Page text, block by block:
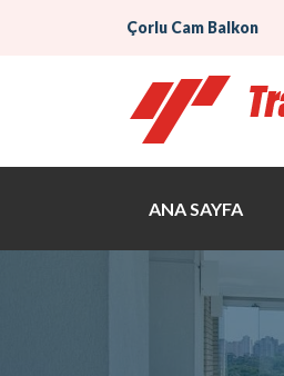
Çorlu Cam Balkon
ANA SAYFA